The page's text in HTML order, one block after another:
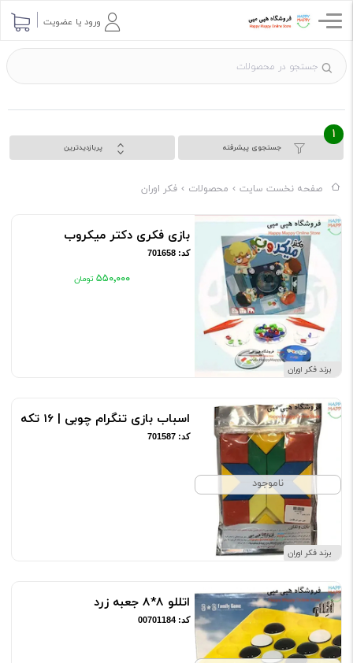
ورود یا عضویت
جستجوی پیشرفته
1
پربازدیدترین
صفحه نخست سایت محصولات فکر اوران
برند فکر اوران
بازی فکری دکتر میکروب
کد: 701658
۵۵۰٬۰۰۰
ناموجود
برند فکر اوران
اسباب بازی تنگرام چوبی | 16 تکه
کد: 701587
اتللو 8*8 جعبه زرد
کد: 00701184